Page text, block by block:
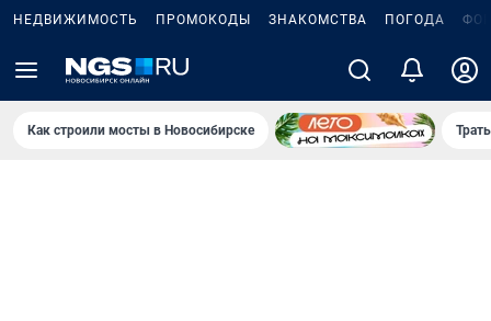
НЕДВИЖИМОСТЬ ПРОМОКОДЫ ЗНАКОМСТВА ПОГОДА
Как строили мосты в Новосибирске